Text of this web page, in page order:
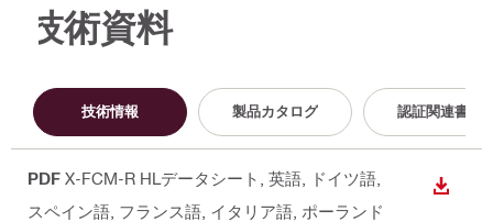
技術資料
技術情報 製品カタログ 認証関連書類
PDF X-FCM-R HLデータシート
, 英語, ドイツ語,
スペイン語, フランス語, イタリア語, ポーランド
ダウン